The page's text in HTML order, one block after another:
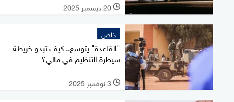
l 20 ديسمبر 2025
خاص
"القاعدة" يتوسع.. كيف تبدو خريطة
سيطرة التنظيم في مالي؟
l 3 نوفمبر 2025